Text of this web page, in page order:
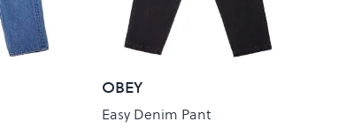
OBEY
Easy Denim Pant